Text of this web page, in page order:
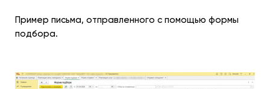
Пример письма, отправленного с помощью формы
подбора.